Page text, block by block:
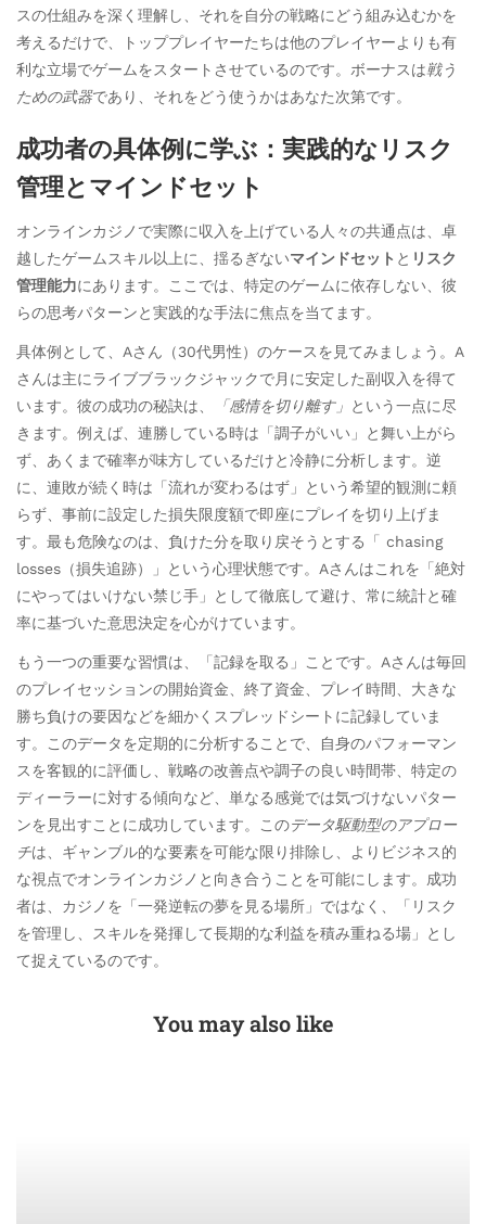
スの仕組みを深く理解し、それを自分の戦略にどう組み込むかを
考えるだけで、トッププレイヤーたちは他のプレイヤーよりも有
利な立場でゲームをスタートさせているのです。ボーナスは戦う
ための武器であり、それをどう使うかはあなた次第です。
成功者の具体例に学ぶ：実践的なリスク
管理とマインドセット
オンラインカジノで実際に収入を上げている人々の共通点は、卓
越したゲームスキル以上に、揺るぎないマインドセット と リスク
管理能力にあります。ここでは、特定のゲームに依存しない、彼
らの思考パターンと実践的な手法に焦点を当てます。
具体例として、Aさん（30代男性）のケースを見てみましょう。A
さんは主にライブブラックジャックで月に安定した副収入を得て
います。彼の成功の秘訣は、
「感情を切り離す」 という一点に尽
きます。例えば、連勝している時は「調子がいい」と舞い上がら
ず、あくまで確率が味方しているだけと冷静に分析します。逆
に、連敗が続く時は「流れが変わるはず」という希望的観測に頼
らず、事前に設定した損失限度額で即座にプレイを切り上げま
す。最も危険なのは、負けた分を取り戻そうとする「 chasing
losses（損失追跡）」という心理状態です。Aさんはこれを「絶対
にやってはいけない禁じ手」として徹底して避け、常に統計と確
率に基づいた意思決定を心がけています。
もう一つの重要な習慣は、「記録を取る」ことです。Aさんは毎回
のプレイセッションの開始資金、終了資金、プレイ時間、大きな
勝ち負けの要因などを細かくスプレッドシートに記録していま
す。このデータを定期的に分析することで、自身のパフォーマン
スを客観的に評価し、戦略の改善点や調子の良い時間帯、特定の
ディーラーに対する傾向など、単なる感覚では気づけないパター
ンを見出すことに成功しています。このデータ駆動型のアプロー
チは、ギャンブル的な要素を可能な限り排除し、よりビジネス的
な視点でオンラインカジノと向き合うことを可能にします。成功
者は、カジノを「一発逆転の夢を見る場所」ではなく、「リスク
を管理し、スキルを発揮して長期的な利益を積み重ねる場」とし
て捉えているのです。
You may also like